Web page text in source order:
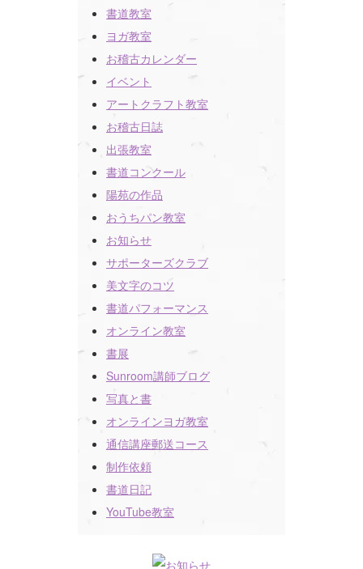
書道教室
ヨガ教室
お稽古カレンダー
イベント
アートクラフト教室
お稽古日誌
出張教室
書道コンクール
陽苑の作品
おうちパン教室
お知らせ
サポーターズクラブ
美文字のコツ
書道パフォーマンス
オンライン教室
書展
Sunroom講師ブログ
写真と書
オンラインヨガ教室
通信講座郵送コース
制作依頼
書道日記
YouTube教室
書道教室（対面指導）
書道教室（オンライン指導）
ヨガ教室（対面指導）